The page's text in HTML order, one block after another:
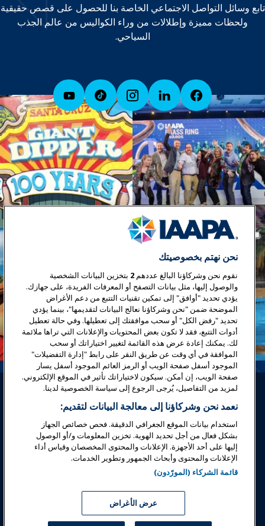
تابع وسائل التواصل الاجتماعي الخاصة بنا للحصول على قصص حقيقية
ولحظات مميزة وإطلالات من وراء الكواليس من عالم الجذب
السياحي.
تسجيل الدخول انضم الآن
جوائز المهن
اتصل
أخبار وعالم المرح
نحن نهتم بخصوصيتك
نقوم نحن وشركاؤنا البالغ عددهم 2 بتخزين البيانات الشخصية
والوصول إليها، مثل بيانات التصفح أو المعرفات الفريدة، على جهازك.
يؤدي تحديد "أوافق" إلى تمكين تقنيات التتبع من دعم الأغراض
الموضحة ضمن "نحن وشركاؤنا نعالج البيانات لتقديمها"، بينما يؤدي
تحديد "رفض الكل" أو سحب موافقتك إلى تعطيلها. وفي حالة تعطيل
أدوات التتبع، فقد لا تكون بعض المحتويات والإعلانات التي تراها ملائمة
لك. يمكنك إعادة عرض هذه القائمة لتغيير اختياراتك أو سحب
الموافقة في أي وقت عن طريق النقر على رابط "إدارة التفضيلات"
الموجود أسفل صفحة الويب أو الرمز العائم الموجود أسفل يسار
صفحة الويب، إن أمكن. سيكون لاختياراتك تأثير في الموقع الإلكتروني.
لمزيد من التفاصيل، يُرجى الرجوع إلى سياسة الخصوصية لدينا.
نعمد نحن وشركاؤنا إلى معالجة البيانات لتقديم:
استخدام بيانات الموقع الجغرافي الدقيقة. فحص خصائص الجهاز
بشكل فعال من أجل تحديد الهوية. تخزين المعلومات و/أو الوصول
إليها على أحد الأجهزة. الإعلانات والمحتوى المخصصان وقياس أداء
الإعلانات والمحتوى وأبحاث الجمهور وتطوير الخدمات.
قائمة الشركاء (المورّدون)
عرض الأغراض